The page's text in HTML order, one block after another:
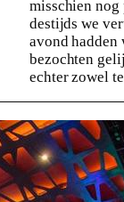
misschien
destijds we
avond hadden
bezochten
echter zowel